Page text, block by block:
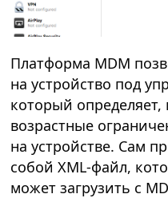
Платформа MDM
на устройство под
который
возрастные
на устройстве. Сам
собой XML-файл,
может загрузить с